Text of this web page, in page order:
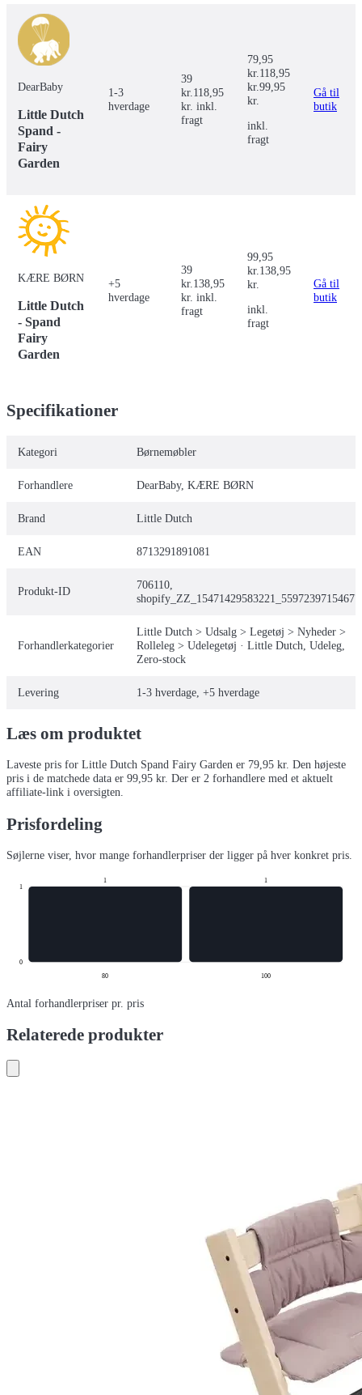
DearBaby
Little Dutch
Spand -
Fairy
Garden
1-3
hverdage
39
kr. 118,95
kr. inkl.
fragt
79,95
kr. 118,95
kr. 99,95
kr.
inkl.
fragt
Gå til
butik
KÆRE BØRN
Little Dutch
- Spand
Fairy
Garden
+5
hverdage
39
kr. 138,95
kr. inkl.
fragt
99,95
kr. 138,95
kr.
inkl.
fragt
Gå til
butik
Specifikationer
Kategori Børnemøbler
Forhandlere DearBaby, KÆRE BØRN
Brand Little Dutch
EAN 8713291891081
Produkt-ID
706110,
shopify_ZZ_15471429583221_55972397154677
Forhandlerkategorier
Little Dutch > Udsalg > Legetøj > Nyheder >
Rolleleg > Udelegetøj · Little Dutch, Udeleg,
Zero-stock
Levering 1-3 hverdage, +5 hverdage
Læs om produktet
Laveste pris for Little Dutch Spand Fairy Garden er 79,95 kr. Den højeste
pris i de matchede data er 99,95 kr. Der er 2 forhandlere med et aktuelt
affiliate-link i oversigten.
Prisfordeling
Søjlerne viser, hvor mange forhandlerpriser der ligger på hver konkret pris.
0
1
1
80
1
100
Antal forhandlerpriser pr. pris
Relaterede produkter